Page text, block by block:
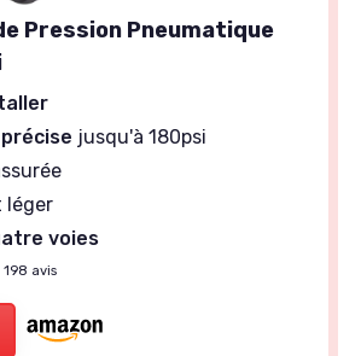
Pression Pneumatique
jusqu'à 180psi
léger
voies
198 avis